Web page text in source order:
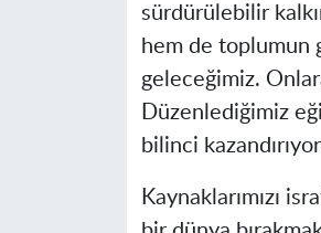
sürdürülebilir
hem de toplumun
geleceğimiz.
Düzenlediğimiz
bilinci
Kaynaklarımızı